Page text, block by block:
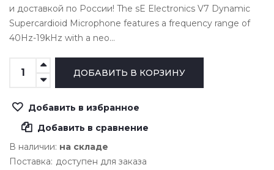
и доставкой по России! The sE Electronics V7 Dynamic
Supercardioid Microphone features a frequency range of
40Hz-19kHz with a neo...
Добавить в избранное
Добавить в сравнение
В наличии: на складе
Поставка: доступен для заказа